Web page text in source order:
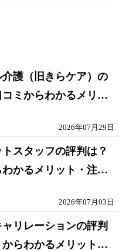
介護（旧きらケア）の
ミからわかるメリッ
2026年07月29日
スタッフの評判は？
かるメリット・注意
2026年07月03日
リレーションの評判
らわかるメリット・